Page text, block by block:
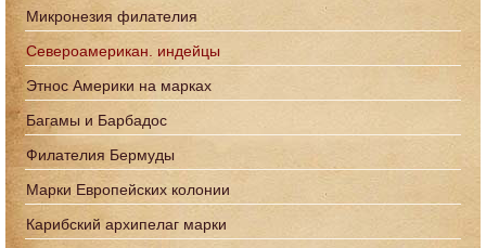
Микронезия филателия
Североамерикан. индейцы
Этнос Америки на марках
Багамы и Барбадос
Филателия Бермуды
Марки Европейских колонии
Карибский архипелаг марки